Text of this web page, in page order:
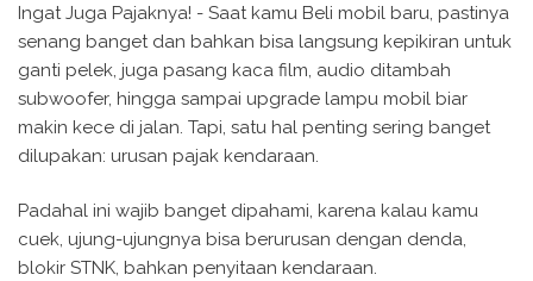
Ingat Juga Pajaknya! - Saat kamu Beli mobil baru, pastinya
senang banget dan bahkan bisa langsung kepikiran untuk
ganti pelek, juga pasang kaca film, audio ditambah
subwoofer, hingga sampai upgrade lampu mobil biar
makin kece di jalan. Tapi, satu hal penting sering banget
dilupakan: urusan pajak kendaraan.
Padahal ini wajib banget dipahami, karena kalau kamu
cuek, ujung-ujungnya bisa berurusan dengan denda,
blokir STNK, bahkan penyitaan kendaraan.